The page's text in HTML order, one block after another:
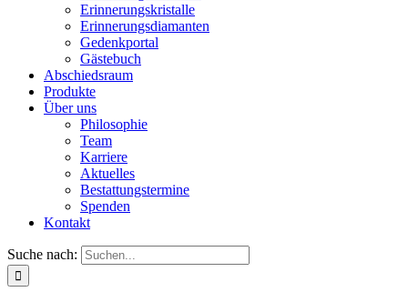
Erinnerungskristalle
Erinnerungsdiamanten
Gedenkportal
Gästebuch
Abschiedsraum
Produkte
Über uns
Philosophie
Team
Karriere
Aktuelles
Bestattungstermine
Spenden
Kontakt
Suche nach: